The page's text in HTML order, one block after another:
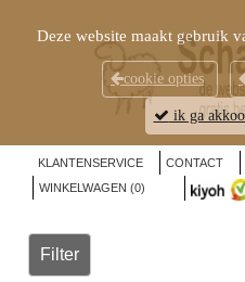
KLANTENSERVICE CONTACT
WINKELWAGEN (0)
Filter
Deze website maakt gebruik
cookie opties
ik ga